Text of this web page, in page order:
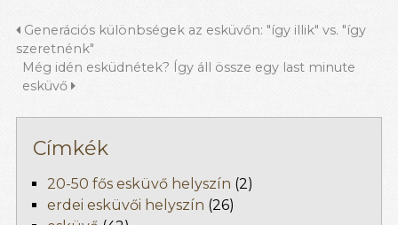
Generációs különbségek az esküvőn: "így illik" vs. "így
szeretnénk"
Még idén esküdnétek? Így áll össze egy last minute
esküvő
Címkék
20-50 fős esküvő helyszín (2)
erdei esküvői helyszín (26)